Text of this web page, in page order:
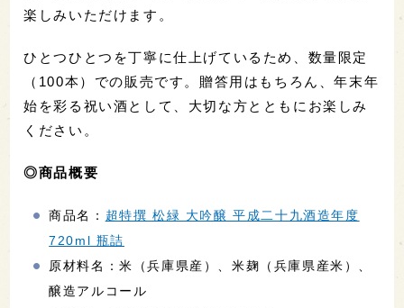
楽しみいただけます。
ひとつひとつを丁寧に仕上げているため、数量限定
（100本）での販売です。贈答用はもちろん、年末年
始を彩る祝い酒として、大切な方とともにお楽しみ
ください。
◎商品概要
商品名： 超特撰 松緑 大吟醸 平成二十九酒造年度
720ml 瓶詰
原材料名：米（兵庫県産）、米麹（兵庫県産米）、
醸造アルコール